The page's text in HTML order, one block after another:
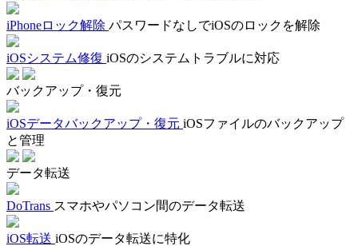
iPhoneロック解除 パスワードなしでiOSのロックを解除
iOSシステム修復 iOSのシステムトラブルに対応
バックアップ・復元
iOSデータバックアップ・復元 iOSファイルのバックアップ
と管理
データ転送
DoTrans スマホやパソコン間のデータ転送
iOS転送 iOSのデータ転送に特化